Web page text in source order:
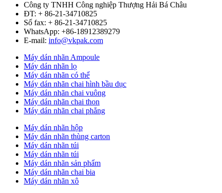
Công ty TNHH Công nghiệp Thượng Hải Bá Châu
ĐT: + 86-21-34710825
Số fax: + 86-21-34710825
WhatsApp: +86-18912389279
E-mail: info@vkpak.com
Máy dán nhãn Ampoule
Máy dán nhãn lọ
Máy dán nhãn có thể
Máy dán nhãn chai hình bầu dục
Máy dán nhãn chai vuông
Máy dán nhãn chai thon
Máy dán nhãn chai phẳng
Máy dán nhãn hộp
Máy dán nhãn thùng carton
Máy dán nhãn túi
Máy dán nhãn túi
Máy dán nhãn sản phẩm
Máy dán nhãn chai bia
Máy dán nhãn xô